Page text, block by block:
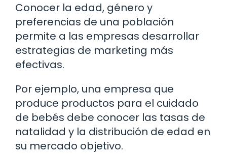
Conocer la edad, género y
preferencias de una población
permite a las empresas desarrollar
estrategias de marketing más
efectivas.
Por ejemplo, una empresa que
produce productos para el cuidado
de bebés debe conocer las tasas de
natalidad y la distribución de edad en
su mercado objetivo.